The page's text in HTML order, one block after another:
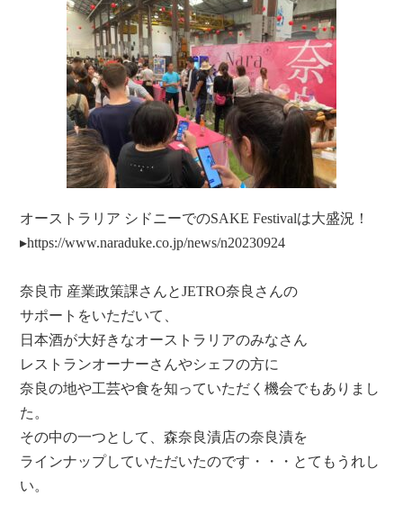
オーストラリア シドニーでのSAKE Festivalは大盛況！
▸https://www.naraduke.co.jp/news/n20230924
奈良市 産業政策課さんとJETRO奈良さんの
サポートをいただいて、
日本酒が大好きなオーストラリアのみなさん
レストランオーナーさんやシェフの方に
奈良の地や工芸や食を知っていただく機会でもありまし
た。
その中の一つとして、森奈良漬店の奈良漬を
ラインナップしていただいたのです・・・とてもうれし
い。